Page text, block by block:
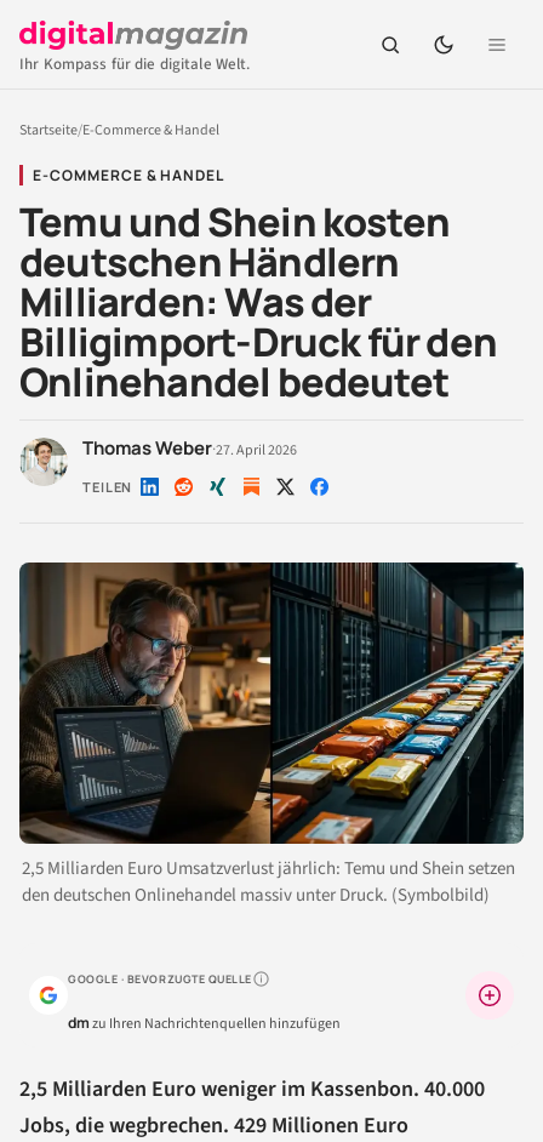
Ihr Kompass für die digitale Welt.
Startseite/E-Commerce & Handel
E-COMMERCE & HANDEL
Temu und Shein kosten
deutschen Händlern
Milliarden: Was der
Billigimport-Druck für den
Onlinehandel bedeutet
Thomas Weber·27. April 2026
TEILEN Auf Auf Auf Auf Auf
2,5 Milliarden Euro Umsatzverlust jährlich: Temu und Shein setzen
den deutschen Onlinehandel massiv unter Druck. (Symbolbild)
GOOGLE · BEVORZUGTE QUELLEWarum lohnt sich das?
dmzu Ihren Nachrichtenquellen hinzufügen
2,5 Milliarden Euro weniger im Kassenbon. 40.000
Jobs, die wegbrechen. 429 Millionen Euro